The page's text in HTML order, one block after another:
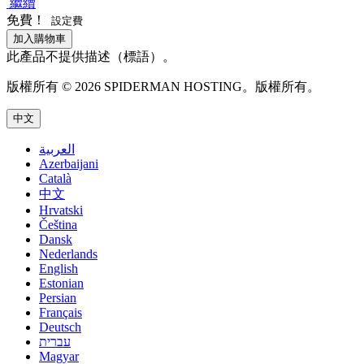
繼續
免費！
設定費
加入購物車
此產品不提供描述（標語）。
版權所有 © 2026 SPIDERMAN HOSTING。版權所有。
中文
العربية
Azerbaijani
Català
中文
Hrvatski
Čeština
Dansk
Nederlands
English
Estonian
Persian
Français
Deutsch
עברית
Magyar